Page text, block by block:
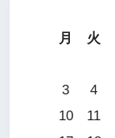
月
火
3
4
10
11